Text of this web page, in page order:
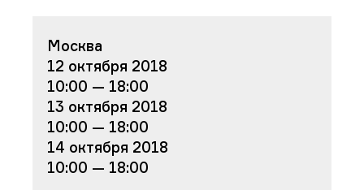
Москва
12 октября 2018
10:00 — 18:00
13 октября 2018
10:00 — 18:00
14 октября 2018
10:00 — 18:00